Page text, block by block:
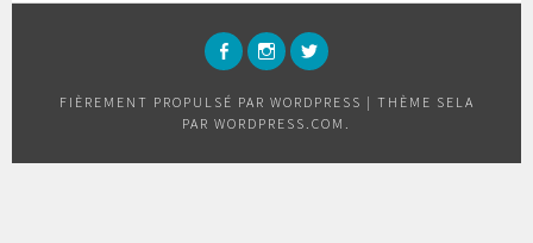
FIÈREMENT PROPULSÉ PAR WORDPRESS | THÈME SELA
PAR WORDPRESS.COM .